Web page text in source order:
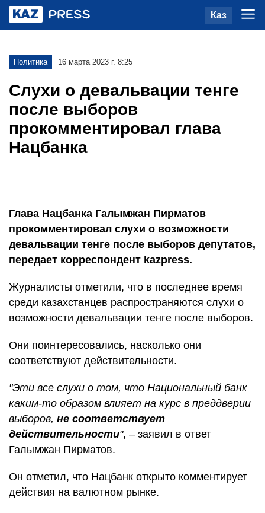
Каз
Политика 16 марта 2023 г. 8:25
Слухи о девальвации тенге
после выборов
прокомментировал глава
Нацбанка
Глава Нацбанка Галымжан Пирматов
прокомментировал слухи о возможности
девальвации тенге после выборов депутатов,
передает корреспондент kazpress.
Журналисты отметили, что в последнее время
среди казахстанцев распространяются слухи о
возможности девальвации тенге после выборов.
Они поинтересовались, насколько они
соответствуют действительности.
"Эти все слухи о том, что Национальный банк
каким-то образом влияет на курс в преддверии
выборов, не соответствует
действительности", – заявил в ответ
Галымжан Пирматов.
Он отметил, что Нацбанк открыто комментирует
действия на валютном рынке.